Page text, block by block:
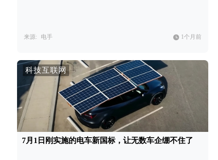
来源: 电手 1个月前
科技互联网
7月1日刚实施的电车新国标，让无数车企绷不住了